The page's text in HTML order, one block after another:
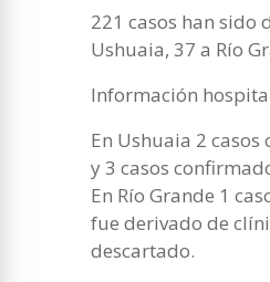
221 casos han sido
Ushuaia, 37 a Río
Información
En Ushuaia 2
y 3 casos
En Río Grande 1
fue derivado de
descartado.